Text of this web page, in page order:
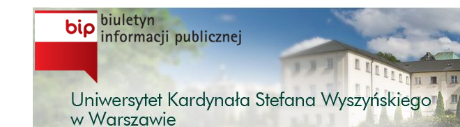
Przejdź do treści